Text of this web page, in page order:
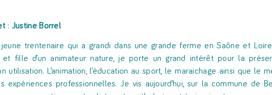
: Justine Borrel
jeune trentenaire qui a grandi dans une grande ferme en Saône et
et fille d’un animateur nature, je porte un grand intérêt pour la
utilisation. L’animation, l’éducation au sport, le maraichage ainsi que le
professionnelles. Je vis aujourd’hui, sur la commune de